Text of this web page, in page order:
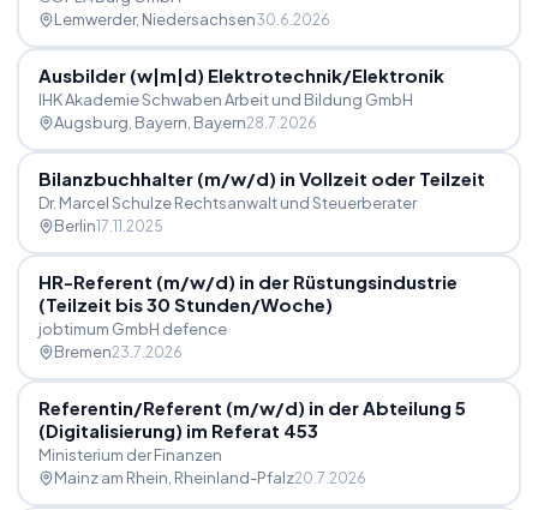
Lemwerder, Niedersachsen30.6.2026
Ausbilder (w|m|d) Elektrotechnik/Elektronik
IHK Akademie Schwaben Arbeit und Bildung GmbH
Augsburg, Bayern , Bayern28.7.2026
Bilanzbuchhalter (m/w/d) in Vollzeit oder Teilzeit
Dr. Marcel Schulze Rechtsanwalt und Steuerberater
Berlin17.11.2025
HR-Referent (m/w/d) in der Rüstungsindustrie
(Teilzeit bis 30 Stunden/Woche)
jobtimum GmbH defence
Bremen23.7.2026
Referentin/Referent (m/w/d) in der Abteilung 5
(Digitalisierung) im Referat 453
Ministerium der Finanzen
Mainz am Rhein , Rheinland-Pfalz20.7.2026